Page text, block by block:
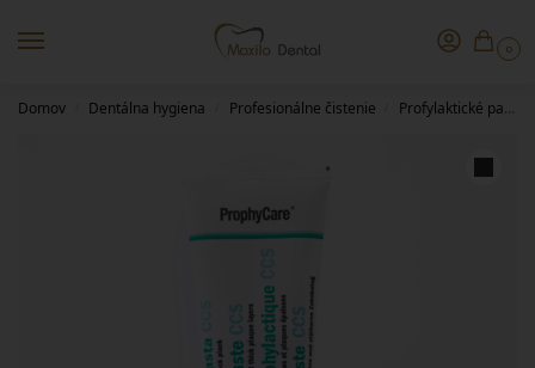
0
Domov Dentálna hygiena Profesionálne čistenie Profylaktické pasty